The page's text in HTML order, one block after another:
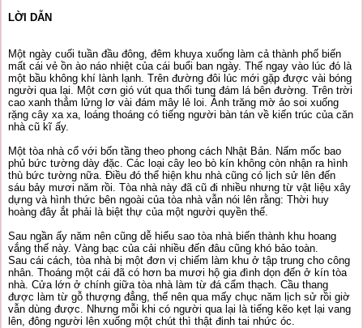
LỜI DẪN
Một ngày cuối tuần đầu đông, đêm khuya xuống làm cả thành phố biến
mất cái vẻ ồn ào náo nhiệt của cái buổi ban ngày. Thế ngay vào lúc đó là
một bầu không khí lành lạnh. Trên đường đôi lúc mới gặp được vài bóng
người qua lại. Một cơn gió vút qua thổi tung đám lá bên đường. Trên trời
cao xanh thẳm lửng lơ vài đám mây lẻ loi. Ánh trăng mờ ảo soi xuống
rặng cây xa xa, loáng thoáng có tiếng người bàn tán về kiến trúc của căn
nhà cũ kĩ ấy.
Một tòa nhà cổ với bốn tầng theo phong cách Nhật Bản. Nấm mốc bao
phủ bức tường dày đặc. Các loại cây leo bò kín không còn nhận ra hình
thù bức tường nữa. Điều đó thể hiện khu nhà cũng có lịch sử lên đến
sáu bảy mươi năm rồi. Tòa nhà này đã cũ đi nhiều nhưng từ vật liệu xây
dựng và hình thức bên ngoài của tòa nhà vẫn nói lên rằng: Thời huy
hoàng đây ắt phải là biệt thự của một người quyền thế.
Sau ngần ấy năm nên cũng dễ hiểu sao tòa nhà biến thành khu hoang
vắng thế này. Vàng bạc của cải nhiều đến đâu cũng khó bảo toàn.
Sau cái cách, tòa nhà bị một đơn vị chiếm làm khu ở tập trung cho công
nhân. Thoáng một cái đã có hơn ba mươi hộ gia đình dọn đến ở kín tòa
nhà. Cửa lớn ở chính giữa tòa nhà làm từ đá cẩm thạch. Cầu thang
được làm từ gỗ thượng đẳng, thế nên qua mấy chục năm lịch sử rồi giờ
vẫn dùng được. Nhưng mỗi khi có người qua lại là tiếng kẽo kẹt lại vang
lên, đông người lên xuống một chút thì thật đinh tai nhức óc.